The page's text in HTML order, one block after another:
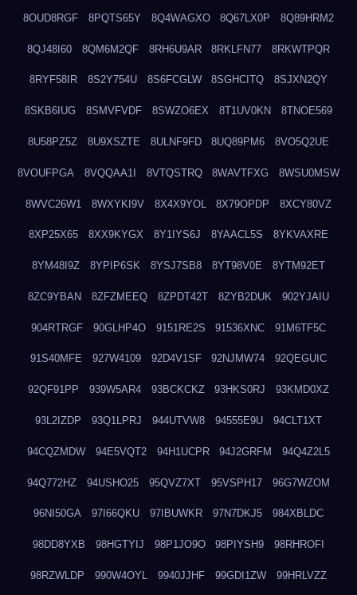
8OUD8RGF 8PQTS65Y 8Q4WAGXO 8Q67LX0P 8Q89HRM2
8QJ48I60 8QM6M2QF 8RH6U9AR 8RKLFN77 8RKWTPQR
8RYF58IR 8S2Y754U 8S6FCGLW 8SGHCITQ 8SJXN2QY
8SKB6IUG 8SMVFVDF 8SWZO6EX 8T1UV0KN 8TNOE569
8U58PZ5Z 8U9XSZTE 8ULNF9FD 8UQ89PM6 8VO5Q2UE
8VOUFPGA 8VQQAA1I 8VTQSTRQ 8WAVTFXG 8WSU0MSW
8WVC26W1 8WXYKI9V 8X4X9YOL 8X79OPDP 8XCY80VZ
8XP25X65 8XX9KYGX 8Y1IYS6J 8YAACL5S 8YKVAXRE
8YM48I9Z 8YPIP6SK 8YSJ7SB8 8YT98V0E 8YTM92ET
8ZC9YBAN 8ZFZMEEQ 8ZPDT42T 8ZYB2DUK 902YJAIU
904RTRGF 90GLHP4O 9151RE2S 91536XNC 91M6TF5C
91S40MFE 927W4109 92D4V1SF 92NJMW74 92QEGUIC
92QF91PP 939W5AR4 93BCKCKZ 93HKS0RJ 93KMD0XZ
93L2IZDP 93Q1LPRJ 944UTVW8 94555E9U 94CLT1XT
94CQZMDW 94E5VQT2 94H1UCPR 94J2GRFM 94Q4Z2L5
94Q772HZ 94USHO25 95QVZ7XT 95VSPH17 96G7WZOM
96NI50GA 97I66QKU 97IBUWKR 97N7DKJ5 984XBLDC
98DD8YXB 98HGTYIJ 98P1JO9O 98PIYSH9 98RHROFI
98RZWLDP 990W4OYL 9940JJHF 99GDI1ZW 99HRLVZZ